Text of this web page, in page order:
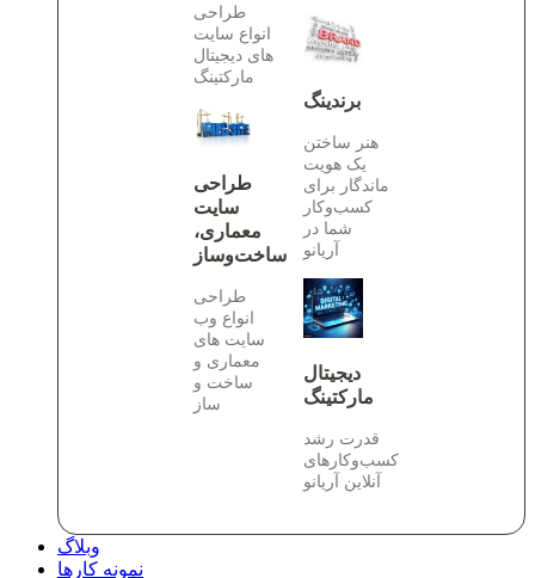
طراحی
انواع سایت
های دیجیتال
مارکتینگ
طراحی
سایت
معماری،
ساخت‌وساز
طراحی
انواع وب
سایت های
معماری و
ساخت و
ساز
برندینگ
هنر ساختن
یک هویت
ماندگار برای
کسب‌وکار
شما در
آریانو
دیجیتال
مارکتینگ
قدرت رشد
کسب‌وکارهای
آنلاین آریانو
وبلاگ
نمونه کارها